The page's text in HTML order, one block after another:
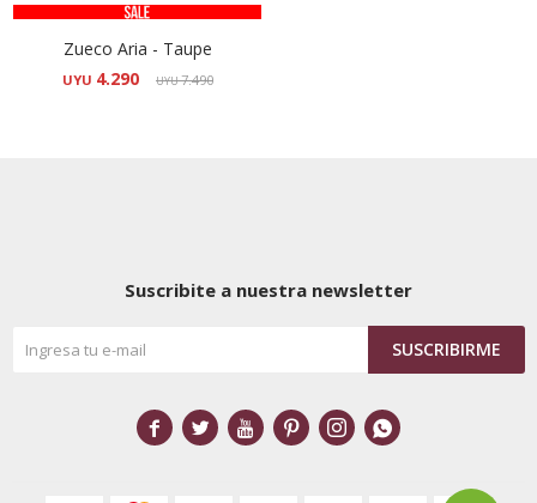
Zueco Aria - Taupe
UYU 4.290 UYU7.490
Suscribite a nuestra newsletter
SUSCRIBIRME
     